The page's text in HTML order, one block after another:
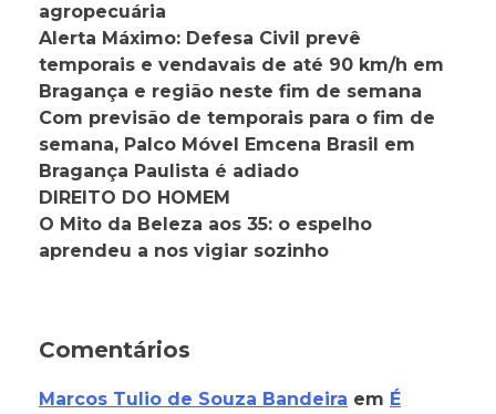
agropecuária
Alerta Máximo: Defesa Civil prevê
temporais e vendavais de até 90 km/h em
Bragança e região neste fim de semana
Com previsão de temporais para o fim de
semana, Palco Móvel Emcena Brasil em
Bragança Paulista é adiado
DIREITO DO HOMEM
O Mito da Beleza aos 35: o espelho
aprendeu a nos vigiar sozinho
Comentários
Marcos Tulio de Souza Bandeira em É